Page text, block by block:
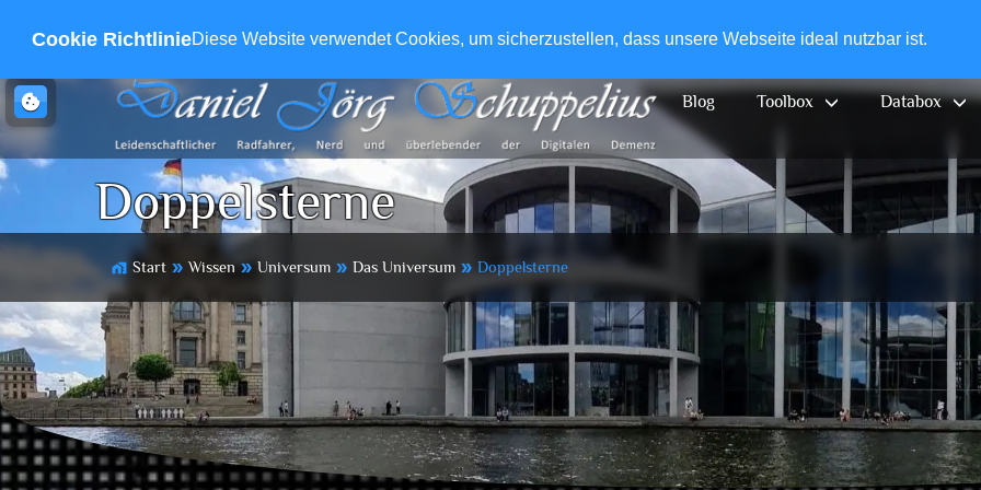
Cookie RichtlinieDiese Website verwendet Cookies, um sicherzustellen, dass unsere Webseite ideal nutzbar ist.
Blog Toolbox Databox
Doppelsterne
home_work Start double_arrow Wissen double_arrow Universum double_arrow Das Universum double_arrow Doppelsterne
cookie